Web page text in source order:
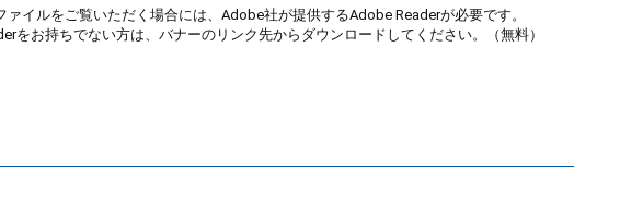
ァイルをご覧いただく場合には、Adobe社が提供するAdobe Readerが必要です。
をお持ちでない方は、バナーのリンク先からダウンロードしてください。（無料）